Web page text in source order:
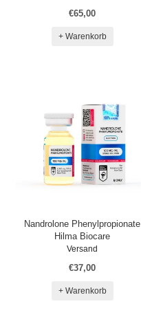
€65,00
+ Warenkorb
Nandrolone Phenylpropionate
Hilma Biocare
Versand
€37,00
+ Warenkorb